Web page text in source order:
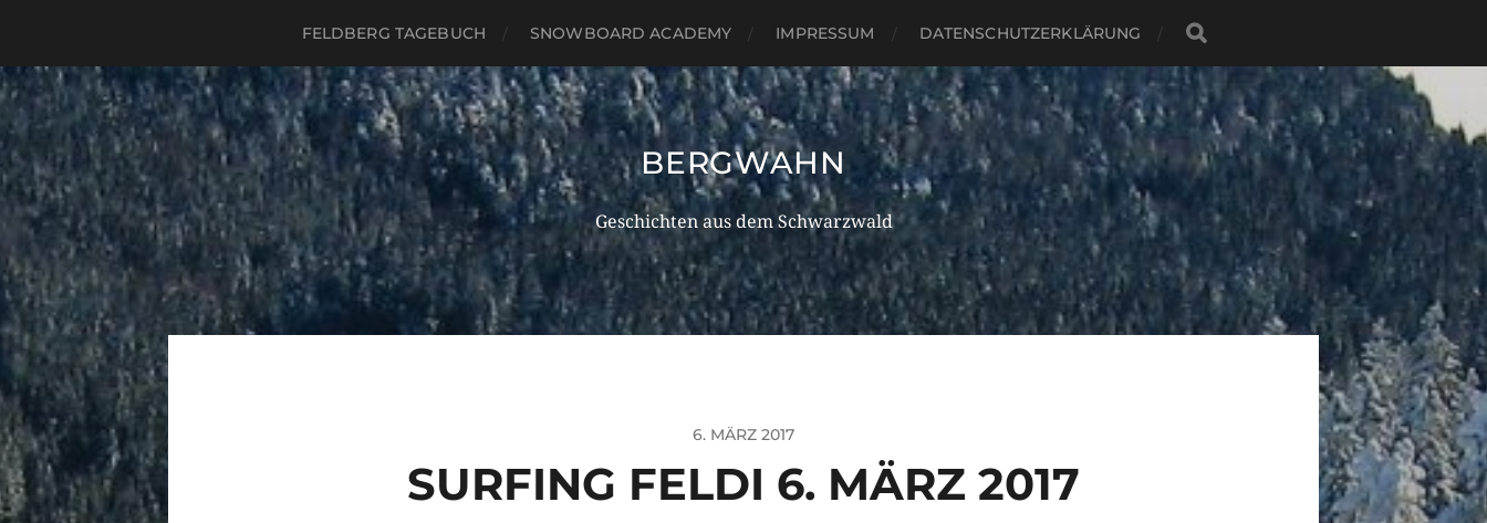
FELDBERG TAGEBUCH SNOWBOARD ACADEMY IMPRESSUM DATENSCHUTZERKLÄRUNG
BERGWAHN
Geschichten aus dem Schwarzwald
6. MÄRZ 2017
SURFING FELDI 6. MÄRZ 2017